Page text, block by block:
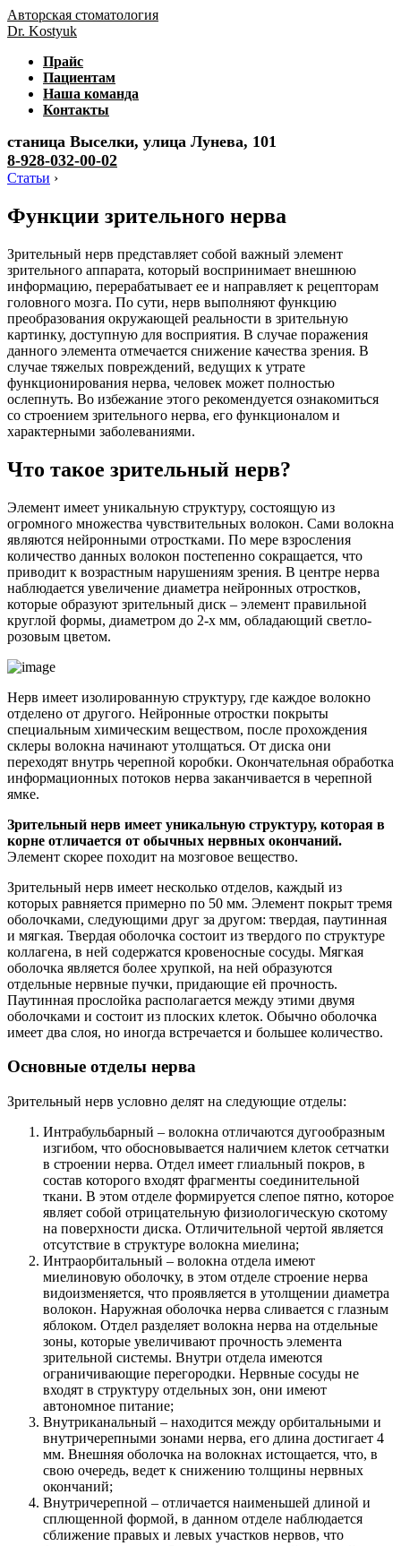
Авторская стоматология
Dr. Kostyuk
Прайс
Пациентам
Наша команда
Контакты
станица Выселки, улица Лунева, 101
8-928-032-00-02
Статьи ›
Функции зрительного нерва
Зрительный нерв представляет собой важный элемент
зрительного аппарата, который воспринимает внешнюю
информацию, перерабатывает ее и направляет к рецепторам
головного мозга. По сути, нерв выполняют функцию
преобразования окружающей реальности в зрительную
картинку, доступную для восприятия. В случае поражения
данного элемента отмечается снижение качества зрения. В
случае тяжелых повреждений, ведущих к утрате
функционирования нерва, человек может полностью
ослепнуть. Во избежание этого рекомендуется ознакомиться
со строением зрительного нерва, его функционалом и
характерными заболеваниями.
Что такое зрительный нерв?
Элемент имеет уникальную структуру, состоящую из
огромного множества чувствительных волокон. Сами волокна
являются нейронными отростками. По мере взросления
количество данных волокон постепенно сокращается, что
приводит к возрастным нарушениям зрения. В центре нерва
наблюдается увеличение диаметра нейронных отростков,
которые образуют зрительный диск – элемент правильной
круглой формы, диаметром до 2-х мм, обладающий светло-
розовым цветом.
Нерв имеет изолированную структуру, где каждое волокно
отделено от другого. Нейронные отростки покрыты
специальным химическим веществом, после прохождения
склеры волокна начинают утолщаться. От диска они
переходят внутрь черепной коробки. Окончательная обработка
информационных потоков нерва заканчивается в черепной
ямке.
Зрительный нерв имеет уникальную структуру, которая в
корне отличается от обычных нервных окончаний.
Элемент скорее походит на мозговое вещество.
Зрительный нерв имеет несколько отделов, каждый из
которых равняется примерно по 50 мм. Элемент покрыт тремя
оболочками, следующими друг за другом: твердая, паутинная
и мягкая. Твердая оболочка состоит из твердого по структуре
коллагена, в ней содержатся кровеносные сосуды. Мягкая
оболочка является более хрупкой, на ней образуются
отдельные нервные пучки, придающие ей прочность.
Паутинная прослойка располагается между этими двумя
оболочками и состоит из плоских клеток. Обычно оболочка
имеет два слоя, но иногда встречается и большее количество.
Основные отделы нерва
Зрительный нерв условно делят на следующие отделы:
Интрабульбарный – волокна отличаются дугообразным
изгибом, что обосновывается наличием клеток сетчатки
в строении нерва. Отдел имеет глиальный покров, в
состав которого входят фрагменты соединительной
ткани. В этом отделе формируется слепое пятно, которое
являет собой отрицательную физиологическую скотому
на поверхности диска. Отличительной чертой является
отсутствие в структуре волокна миелина;
Интраорбитальный – волокна отдела имеют
миелиновую оболочку, в этом отделе строение нерва
видоизменяется, что проявляется в утолщении диаметра
волокон. Наружная оболочка нерва сливается с глазным
яблоком. Отдел разделяет волокна нерва на отдельные
зоны, которые увеличивают прочность элемента
зрительной системы. Внутри отдела имеются
ограничивающие перегородки. Нервные сосуды не
входят в структуру отдельных зон, они имеют
автономное питание;
Внутриканальный – находится между орбитальными и
внутричерепными зонами нерва, его длина достигает 4
мм. Внешняя оболочка на волокнах истощается, что, в
свою очередь, ведет к снижению толщины нервных
окончаний;
Внутричерепной – отличается наименьшей длиной и
сплющенной формой, в данном отделе наблюдается
сближение правых и левых участков нервов, что